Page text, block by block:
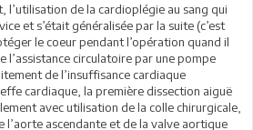
l’utilisation de la cardioplégie au sang qui
et s’était généralisée par la suite (c’est
le coeur pendant l’opération quand il
l’assistance circulatoire par une pompe
de l’insuffisance cardiaque
cardiaque, la première dissection aiguë
avec utilisation de la colle chirurgicale,
l’aorte ascendante et de la valve aortique